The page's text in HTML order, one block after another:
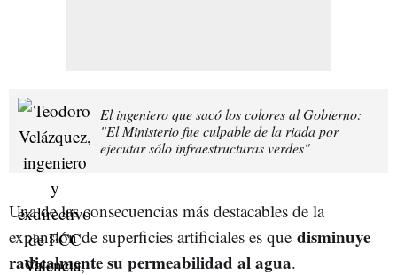
El ingeniero que sacó los colores al Gobierno:
"El Ministerio fue culpable de la riada por
ejecutar sólo infraestructuras verdes"
Una de las consecuencias más destacables de la
expansión de superficies artificiales es que disminuye
radicalmente su permeabilidad al agua.